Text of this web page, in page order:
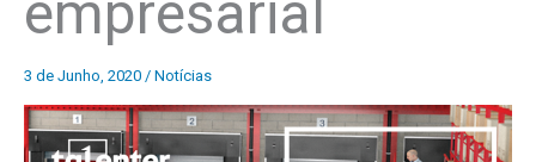
3 de Junho, 2020 / Notícias